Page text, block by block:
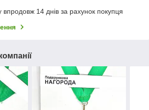
14 днів за рахунок покупця